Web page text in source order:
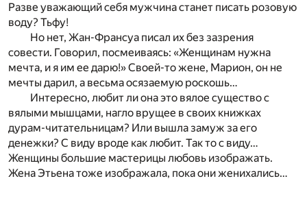
Разве уважающий себя мужчина станет писать розовую
воду? Тьфу!
Но нет, Жан-Франсуа писал их без зазрения
совести. Говорил, посмеиваясь: «Женщинам нужна
мечта, и я им ее дарю!» Своей-то жене, Марион, он не
мечты дарил, а весьма осязаемую роскошь…
Интересно, любит ли она это вялое существо с
вялыми мышцами, нагло врущее в своих книжках
дурам-читательницам? Или вышла замуж за его
денежки? С виду вроде как любит. Так то с виду…
Женщины большие мастерицы любовь изображать.
Жена Этьена тоже изображала, пока они женихались…